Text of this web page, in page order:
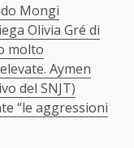
Mongi
Olivia Gré di
molto
Aymen
del SNJT)
“le aggressioni